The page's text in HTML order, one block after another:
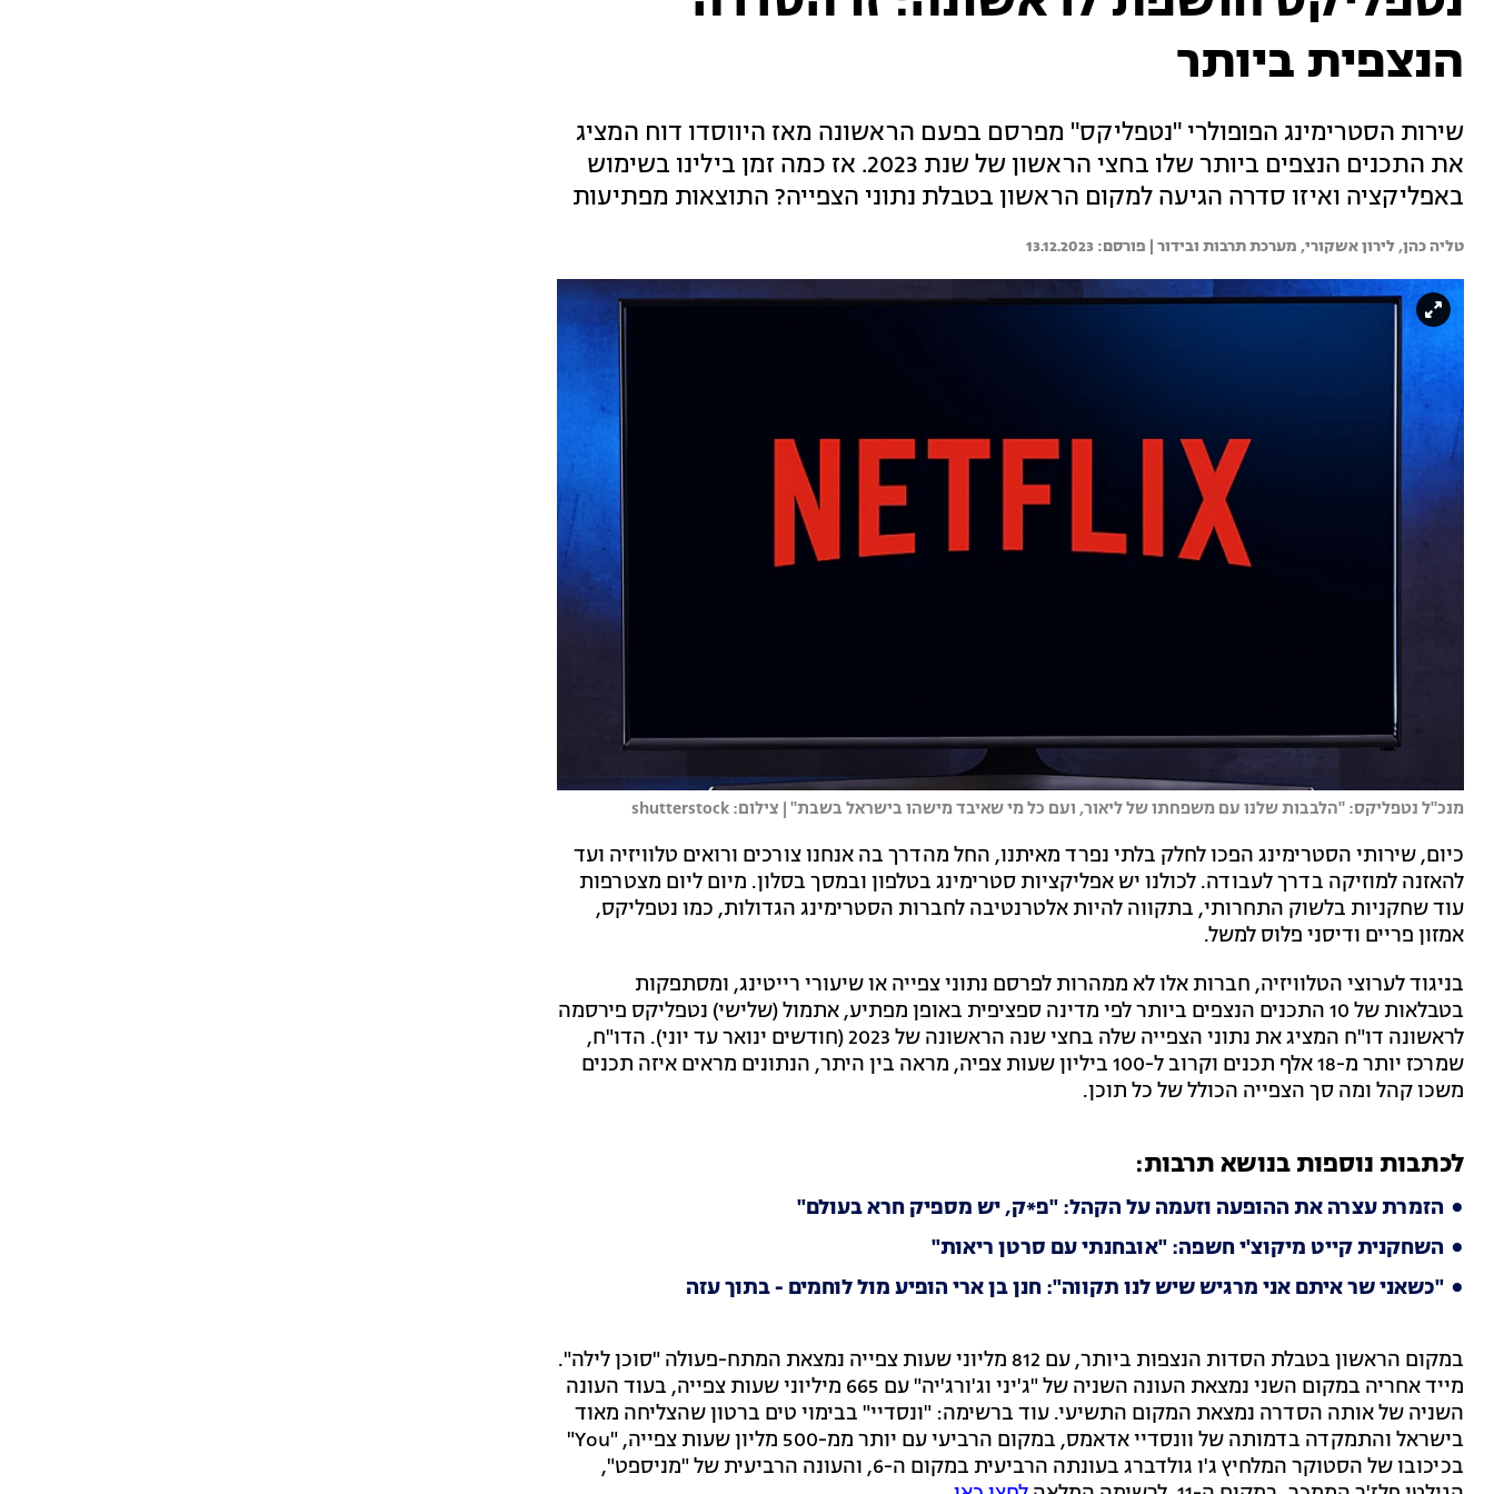
הנצפית ביותר
שירות הסטרימינג הפופולרי "נטפליקס" מפרסם בפעם הראשונה מאז היווסדו דוח המציג
את התכנים הנצפים ביותר שלו בחצי הראשון של שנת 2023. אז כמה זמן בילינו בשימוש
באפליקציה ואיזו סדרה הגיעה למקום הראשון בטבלת נתוני הצפייה? התוצאות מפתיעות
טליה כהן, לירון אשקורי, מערכת תרבות ובידור | 13.12.2023
מנכ"ל נטפליקס: "הלבבות שלנו עם משפחתו של ליאור, ועם כל מי שאיבד מישהו בישראל בשבת" | צילום: shutterstock
כיום, שירותי הסטרימינג הפכו לחלק בלתי נפרד מאיתנו, החל מהדרך בה אנחנו צורכים ורואים טלוויזיה ועד
להאזנה למוזיקה בדרך לעבודה. לכולנו יש אפליקציות סטרימינג בטלפון ובמסך בסלון. מיום ליום מצטרפות
עוד שחקניות בלשוק התחרותי, בתקווה להיות אלטרנטיבה לחברות הסטרימינג הגדולות, כמו נטפליקס,
אמזון פריים ודיסני פלוס למשל.
בניגוד לערוצי הטלוויזיה, חברות אלו לא ממהרות לפרסם נתוני צפייה או שיעורי רייטינג, ומסתפקות
בטבלאות של 10 התכנים הנצפים ביותר לפי מדינה ספציפית באופן מפתיע, אתמול (שלישי) נטפליקס פירסמה
לראשונה דו"ח המציג את נתוני הצפייה שלה בחצי שנה הראשונה של 2023 (חודשים ינואר עד יוני). הדו"ח,
שמרכז יותר מ-18 אלף תכנים וקרוב ל-100 ביליון שעות צפיה, מראה בין היתר, הנתונים מראים איזה תכנים
משכו קהל ומה סך הצפייה הכולל של כל תוכן.
לכתבות נוספות בנושא תרבות:
הזמרת עצרה את ההופעה וזעמה על הקהל: "פ*ק, יש מספיק חרא בעולם"
השחקנית קייט מיקוצ'י חשפה: "אובחנתי עם סרטן ריאות"
"כשאני שר איתם אני מרגיש שיש לנו תקווה": חנן בן ארי הופיע מול לוחמים - בתוך עזה
במקום הראשון בטבלת הסדות הנצפות ביותר, עם 812 מליוני שעות צפייה נמצאת המתח-פעולה "סוכן לילה".
מייד אחריה במקום השני נמצאת העונה השניה של "ג'יני וג'ורג'יה" עם 665 מיליוני שעות צפייה, בעוד העונה
השניה של אותה הסדרה נמצאת המקום התשיעי. עוד ברשימה: "ונסדיי" בבימוי טים ברטון שהצליחה מאוד
בישראל והתמקדה בדמותה של וונסדיי אדאמס, במקום הרביעי עם יותר ממ-500 מליון שעות צפייה, "You"
בכיכובו של הסטוקר המלחיץ ג'ו גולדברג בעונתה הרביעית במקום ה-6, והעונה הרביעית של "מניספט",